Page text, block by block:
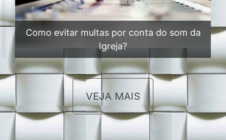
evitar multas por conta do som da
Igreja?
Carnê
VEJA MAIS